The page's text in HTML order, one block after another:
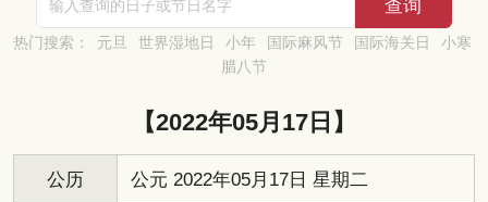
热门搜索： 元旦 世界湿地日 小年 国际麻风节 国际海关日
小寒
腊八节
【2022年05月17日】
公历 公元 2022年05月17日 星期二